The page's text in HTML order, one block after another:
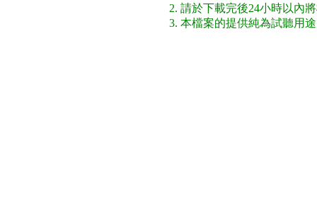
2. 請於下載完後24小時以內
3. 本檔案的提供純為試聽用